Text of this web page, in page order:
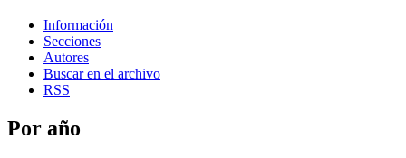
Información
Secciones
Autores
Buscar en el archivo
RSS
Por año